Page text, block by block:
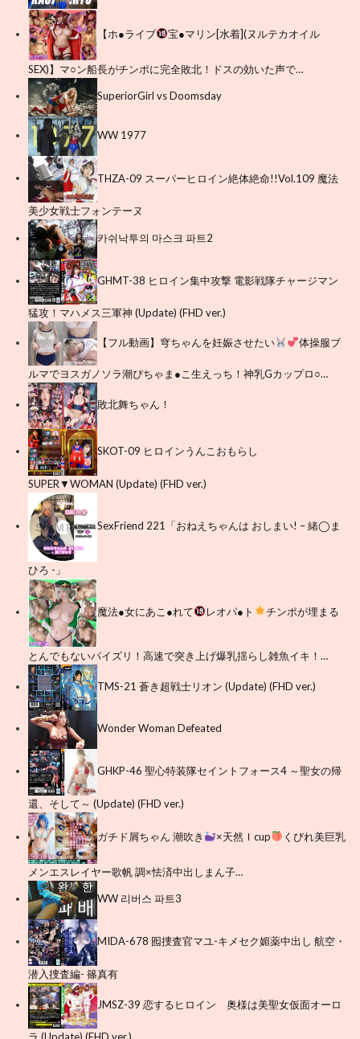
【ホ●ライブ 宝●マリン[水着](ヌルテカオイル
SEX)】マ○ン船長がチンポに完全敗北！ドスの効いた声で…
SuperiorGirl vs Doomsday
WW 1977
THZA-09 スーパーヒロイン絶体絶命!!Vol.109 魔法
美少女戦士フォンテーヌ
카쉬낙투의 마스크 파트2
GHMT-38 ヒロイン集中攻撃 電影戦隊チャージマン
猛攻！マハメス三軍神 (Update) (FHD ver.)
【フル動画】穹ちゃんを妊娠させたい 体操服ブ
ルマでヨスガノソラ潮ぴちゃま●こ生えっち！神乳Gカップロ○…
敗北舞ちゃん！
SKOT-09 ヒロインうんこおもらし
SUPER▼WOMAN (Update) (FHD ver.)
SexFriend 221「おねえちゃんは おしまい! – 緒◯ま
ひろ -」
魔法●女にあこ●れて レオパ●ト チンポが埋まる
とんでもないパイズリ！高速で突き上げ爆乳揺らし雑魚イキ！…
TMS-21 蒼き超戦士リオン (Update) (FHD ver.)
Wonder Woman Defeated
GHKP-46 聖心特装隊セイントフォース4 ～聖女の帰
還、そして～ (Update) (FHD ver.)
ガチド屑ちゃん 潮吹き ×天然Ｉcup くびれ美巨乳
メンエスレイヤー歌帆 調×怯済中出しまん子…
WW 리버스 파트3
MIDA-678 囮捜査官マユ-キメセク媚薬中出し 航空・
潜入捜査編- 篠真有
JMSZ-39 恋するヒロイン 奥様は美聖女仮面オーロ